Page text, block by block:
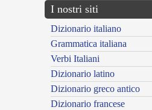
I nostri siti
Dizionario italiano
Grammatica italiana
Verbi Italiani
Dizionario latino
Dizionario greco antico
Dizionario francese